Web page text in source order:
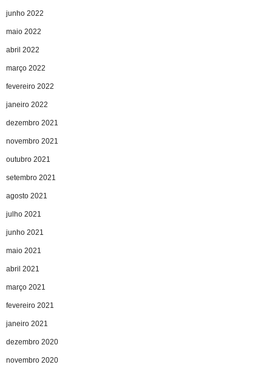
junho 2022
maio 2022
abril 2022
março 2022
fevereiro 2022
janeiro 2022
dezembro 2021
novembro 2021
outubro 2021
setembro 2021
agosto 2021
julho 2021
junho 2021
maio 2021
abril 2021
março 2021
fevereiro 2021
janeiro 2021
dezembro 2020
novembro 2020